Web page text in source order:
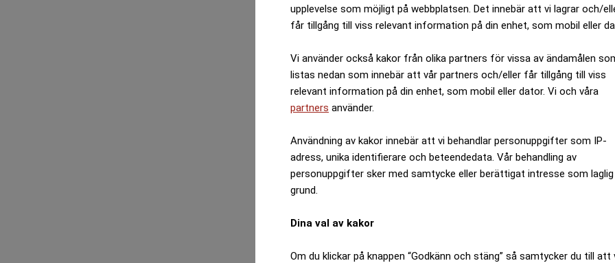
upplevelse som möjligt på webbplatsen. Det innebär att vi lagrar och/
får tillgång till viss relevant information på din enhet, som mobil eller
Vi använder också kakor från olika partners för vissa av ändamålen
listas nedan som innebär att vår partners och/eller får tillgång till viss
relevant information på din enhet, som mobil eller dator. Vi och våra
partners använder.
Användning av kakor innebär att vi behandlar personuppgifter som IP-
adress, unika identifierare och beteendedata. Vår behandling av
personuppgifter sker med samtycke eller berättigat intresse som laglig
grund.
Dina val av kakor
Om du klickar på knappen “Godkänn och stäng” så samtycker du till att